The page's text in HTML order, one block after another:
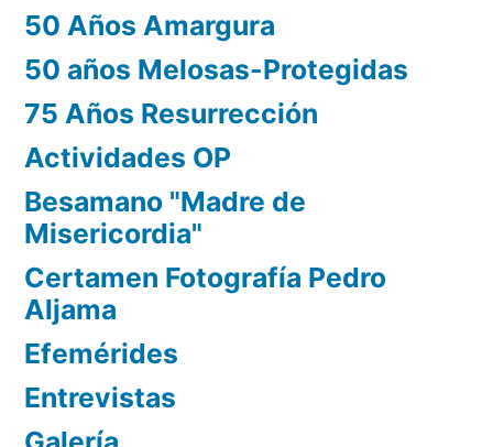
50 Años Amargura
50 años Melosas-Protegidas
75 Años Resurrección
Actividades OP
Besamano "Madre de
Misericordia"
Certamen Fotografía Pedro
Aljama
Efemérides
Entrevistas